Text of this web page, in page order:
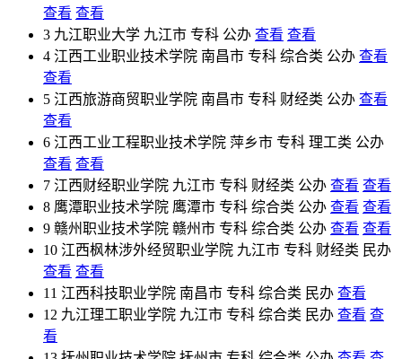
查看 查看
3 九江职业大学 九江市 专科 公办 查看 查看
4 江西工业职业技术学院 南昌市 专科 综合类 公办 查看
查看
5 江西旅游商贸职业学院 南昌市 专科 财经类 公办 查看
查看
6 江西工业工程职业技术学院 萍乡市 专科 理工类 公办
查看 查看
7 江西财经职业学院 九江市 专科 财经类 公办 查看 查看
8 鹰潭职业技术学院 鹰潭市 专科 综合类 公办 查看 查看
9 赣州职业技术学院 赣州市 专科 综合类 公办 查看 查看
10 江西枫林涉外经贸职业学院 九江市 专科 财经类 民办
查看 查看
11 江西科技职业学院 南昌市 专科 综合类 民办 查看
12 九江理工职业学院 九江市 专科 综合类 民办 查看 查
看